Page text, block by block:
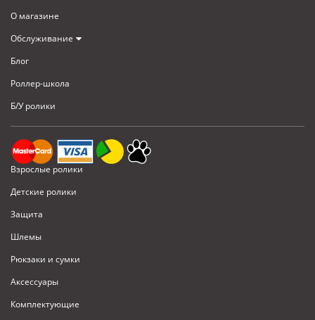
О магазине
Обслуживание
Блог
Роллер-школа
Б/У ролики
Взрослые ролики
Детские ролики
Защита
Шлемы
Рюкзаки и сумки
Аксессуары
Комплектующие